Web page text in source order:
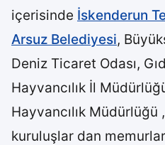
içerisinde İskenderun
Arsuz Belediyesi,
Deniz Ticaret Odası,
Hayvancılık İl
Hayvancılık
kuruluşlar dan